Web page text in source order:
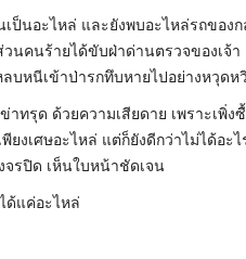
ป็นอะไหล่ และยังพบอะไหล่รถของก
นคนร้ายได้ขับฝ่าด่านตรวจของเจ้า
บหนีเข้าป่ารกทึบหายไปอย่างหวุดห
าทรุด ด้วยความเสียดาย เพราะเพิ่ง
งเศษอะไหล่ แต่ก็ยังดีกว่าไม่ได้อะไ
จรปิด เห็นใบหน้าชัดเจน